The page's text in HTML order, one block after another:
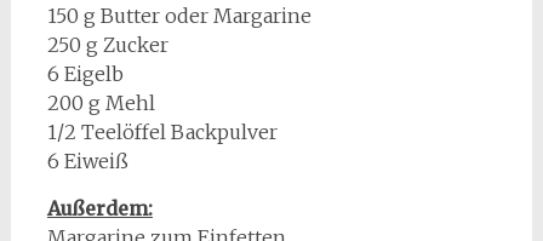
150 g Butter oder Margarine
250 g Zucker
6 Eigelb
200 g Mehl
1/2 Teelöffel Backpulver
6 Eiweiß
Außerdem: